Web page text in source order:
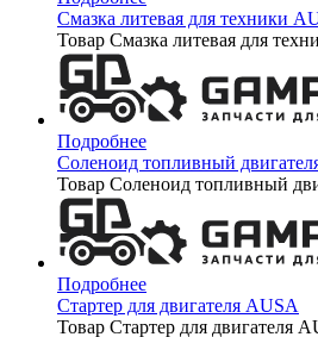
Смазка литевая для техники
Товар Смазка литевая для
Подробнее
Соленоид топливный
Товар Соленоид топливный
Подробнее
Стартер для двигателя AUSA
Товар Стартер для двигателя